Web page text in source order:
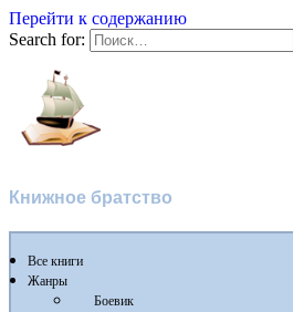
Перейти к содержанию
Search for:
Книжное братство
Все книги
Жанры
Боевик